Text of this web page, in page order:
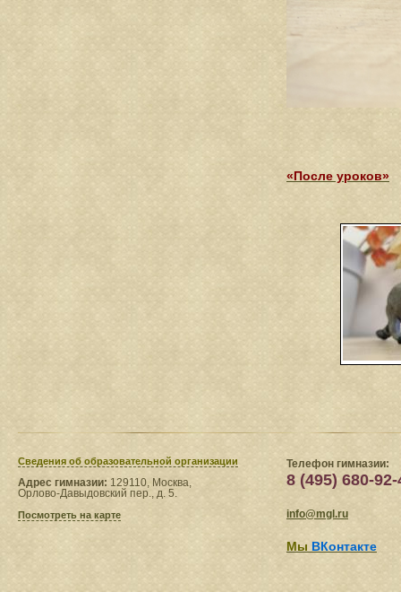
«После уроков»
Сведения​ об образовательной организации
Адрес гимназии: 129110, Москва,
Орлово-Давыдовский пер., д. 5.
Посмотреть на карте
Телефон гимназии:
8 (495) 680-92-
info@mgl.ru
Мы ВКонтакте